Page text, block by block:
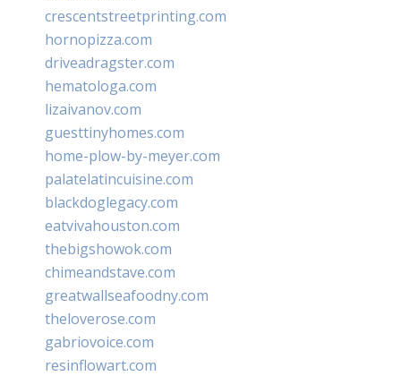
crescentstreetprinting.com
hornopizza.com
driveadragster.com
hematologa.com
lizaivanov.com
guesttinyhomes.com
home-plow-by-meyer.com
palatelatincuisine.com
blackdoglegacy.com
eatvivahouston.com
thebigshowok.com
chimeandstave.com
greatwallseafoodny.com
theloverose.com
gabriovoice.com
resinflowart.com